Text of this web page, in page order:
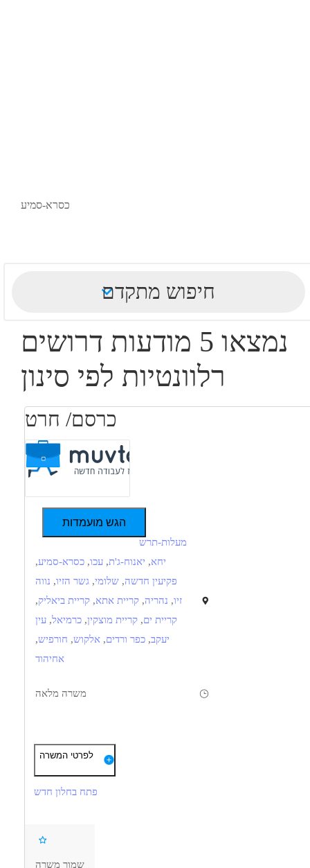
כסרא-סמיע
חיפוש מתקדם
נמצאו 5 מודעות דרושים
רלוונטיות לפי סינון
כרסם/ חרט
הגש מועמדות
מעלות-תרש
יחא, יאנוח-ג'ת, עכו, כסרא-סמיע,
פקיעין חדשה, שלומי, גשר הזיו, נווה
זיו, נהריה, קריית אתא, קריית ביאליק,
קריית ים, קריית מוצקין, כרמיאל, עין
יעקב, כפר ורדים, אלקוש, חורפיש,
אחיהוד
משרה מלאה
על פי גיליון עיבוד, הכנת המכונה לפעולה לפי הוראות, החלפת חלקים,
דרישות
ידע בהכנת מכונה לפעולה
לפרטי המשרה
פתח בחלון חדש
שמור משרה